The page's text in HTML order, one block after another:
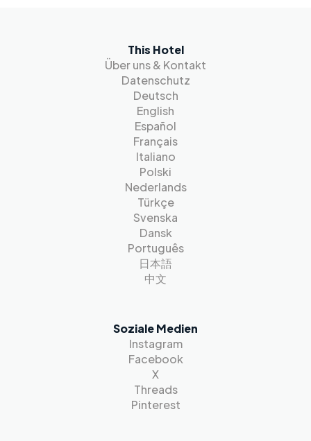
This Hotel
Über uns & Kontakt
Datenschutz
Deutsch
English
Español
Français
Italiano
Polski
Nederlands
Türkçe
Svenska
Dansk
Português
日本語
中文
Soziale Medien
Instagram
Facebook
X
Threads
Pinterest